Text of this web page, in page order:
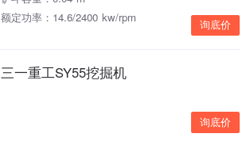
额定功率：14.6/2400 kw/rpm
询底价
三一重工SY55挖掘机
询底价